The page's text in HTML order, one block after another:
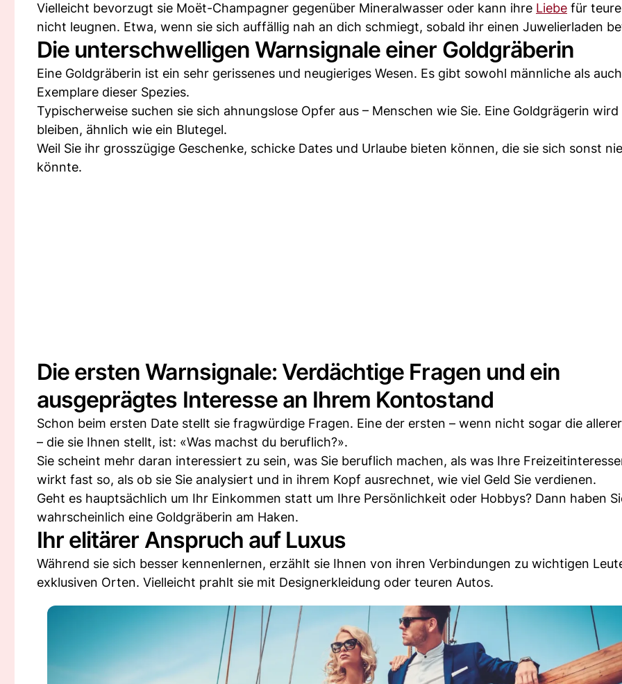
Vielleicht bevorzugt sie Moët-Champagner gegenüber Mineralwasser oder kann ihre Liebe für
nicht leugnen. Etwa, wenn sie sich auffällig nah an dich schmiegt, sobald ihr einen Juwelierladen
Die unterschwelligen Warnsignale einer Goldgräberin
Eine Goldgräberin ist ein sehr gerissenes und neugieriges Wesen. Es gibt sowohl männliche als
Exemplare dieser Spezies.
Typischerweise suchen sie sich ahnungslose Opfer aus – Menschen wie Sie. Eine Goldgrägerin
bleiben, ähnlich wie ein Blutegel.
Weil Sie ihr grosszügige Geschenke, schicke Dates und Urlaube bieten können, die sie sich sonst
könnte.
Die ersten Warnsignale: Verdächtige Fragen und ein
ausgeprägtes Interesse an Ihrem Kontostand
Schon beim ersten Date stellt sie fragwürdige Fragen. Eine der ersten – wenn nicht sogar die
– die sie Ihnen stellt, ist: «Was machst du beruflich?».
Sie scheint mehr daran interessiert zu sein, was Sie beruflich machen, als was Ihre
wirkt fast so, als ob sie Sie analysiert und in ihrem Kopf ausrechnet, wie viel Geld Sie verdienen.
Geht es hauptsächlich um Ihr Einkommen statt um Ihre Persönlichkeit oder Hobbys? Dann haben
wahrscheinlich eine Goldgräberin am Haken.
Ihr elitärer Anspruch auf Luxus
Während sie sich besser kennenlernen, erzählt sie Ihnen von ihren Verbindungen zu wichtigen
exklusiven Orten. Vielleicht prahlt sie mit Designerkleidung oder teuren Autos.